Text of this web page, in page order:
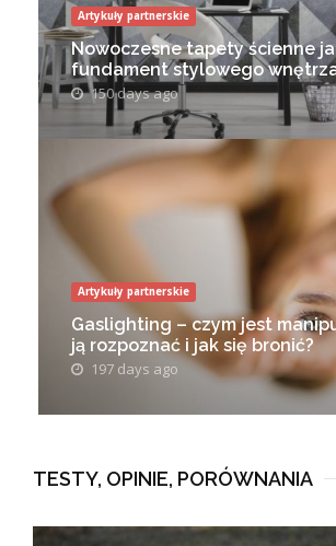
Artykuły partnerskie
Nowoczesne tapety ścienne
fundament stylowego
150 days ago
Artykuły partnerskie
Gaslighting – czym jest
ją rozpoznać i jak się bronić?
197 days ago
TESTY, OPINIE, PORÓWNANIA